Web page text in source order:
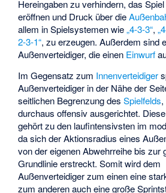
Hereingaben zu verhindern, das
eröffnen und Druck über die
allem in Spielsystemen wie„4-3-3“,
2-3-1“, zu erzeugen. Außerdem sind
Außenverteidiger, die einen Einwurf
Im Gegensatz zum Innenverteidiger
Außenverteidiger in der Nähe der
seitlichen Begrenzung desSpielfelds
durchaus offensiv ausgerichtet.
gehört zu den laufintensivsten im
da sich der Aktionsradius eines
von der eigenen Abwehrreihe bis zur
Grundlinie erstreckt. Somit wird dem
Außenverteidiger zum einen eine
zum anderen auch eine große